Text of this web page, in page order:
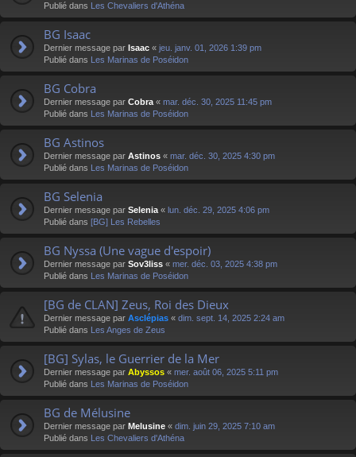
Publié dans Les Chevaliers d'Athéna
BG Isaac
Dernier message par Isaac « jeu. janv. 01, 2026 1:39 pm
Publié dans Les Marinas de Poséidon
BG Cobra
Dernier message par Cobra « mar. déc. 30, 2025 11:45 pm
Publié dans Les Marinas de Poséidon
BG Astinos
Dernier message par Astinos « mar. déc. 30, 2025 4:30 pm
Publié dans Les Marinas de Poséidon
BG Selenia
Dernier message par Selenia « lun. déc. 29, 2025 4:06 pm
Publié dans [BG] Les Rebelles
BG Nyssa (Une vague d'espoir)
Dernier message par Sov3liss « mer. déc. 03, 2025 4:38 pm
Publié dans Les Marinas de Poséidon
[BG de CLAN] Zeus, Roi des Dieux
Dernier message par Asclépias « dim. sept. 14, 2025 2:24 am
Publié dans Les Anges de Zeus
[BG] Sylas, le Guerrier de la Mer
Dernier message par Abyssos « mer. août 06, 2025 5:11 pm
Publié dans Les Marinas de Poséidon
BG de Mélusine
Dernier message par Melusine « dim. juin 29, 2025 7:10 am
Publié dans Les Chevaliers d'Athéna